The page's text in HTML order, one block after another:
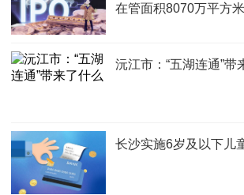
在管面积8070万平方
沅江市：“五湖连通”带
长沙实施6岁及以下儿